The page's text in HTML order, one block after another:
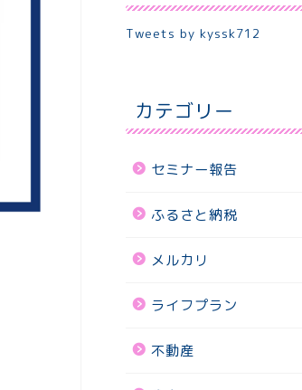
Tweets by kyssk712
カテゴリー
セミナー報告
ふるさと納税
メルカリ
ライフプラン
不動産